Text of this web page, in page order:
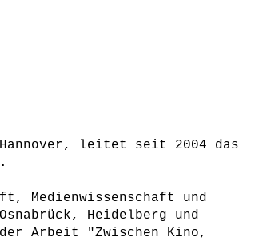
leitet seit 2004 das
Medienwissenschaft und
Heidelberg und
Arbeit "Zwischen Kino,